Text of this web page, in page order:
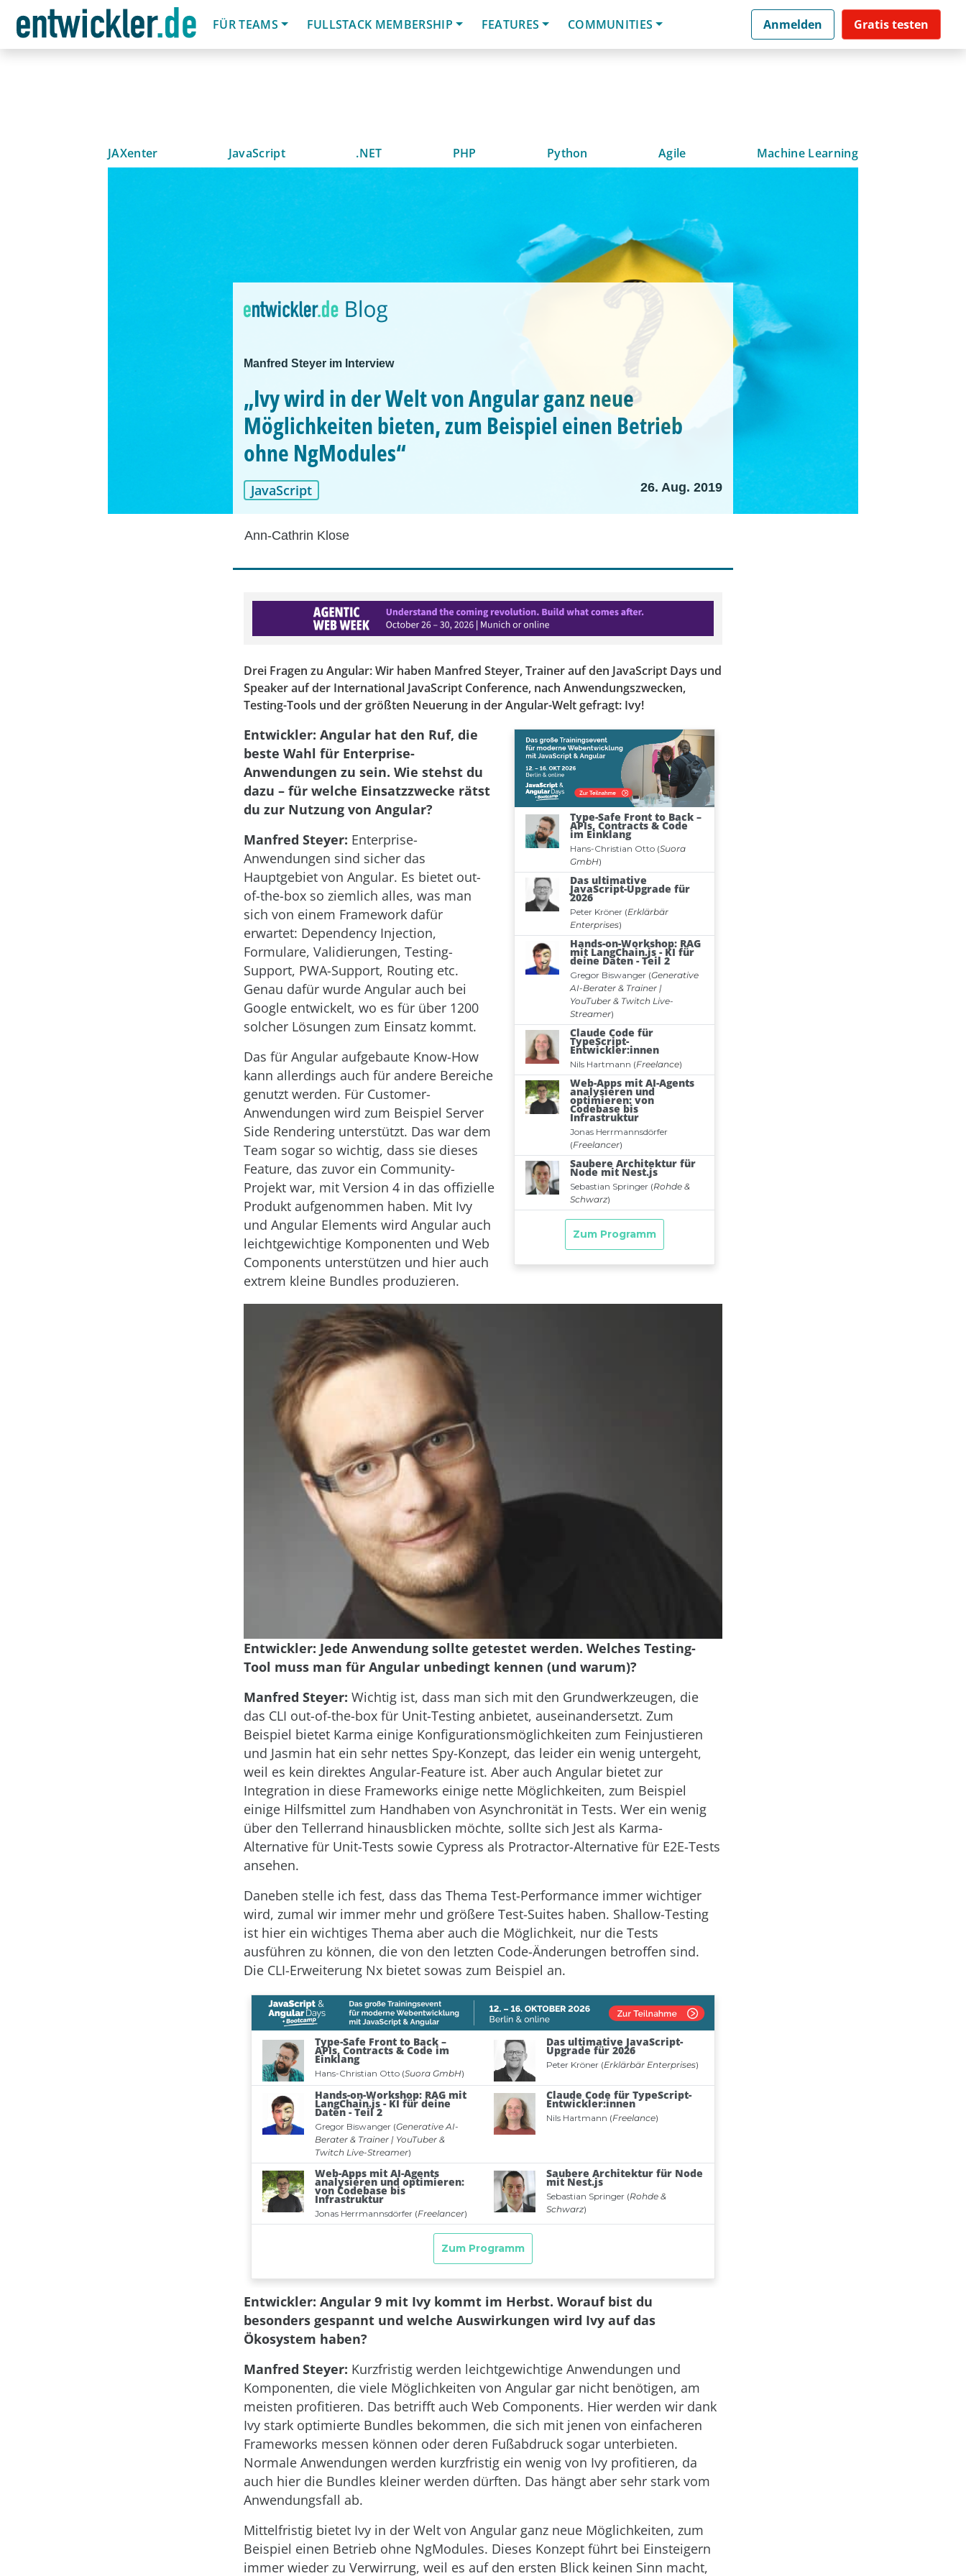
FÜR TEAMS
FULLSTACK MEMBERSHIP FEATURES COMMUNITIES Anmelden Gratis testen
JAXenter JavaScript .NET PHP Python Agile Machine Learning
Manfred Steyer im Interview
„Ivy wird in der Welt von Angular ganz neue
Möglichkeiten bieten, zum Beispiel einen Betrieb
ohne NgModules“
JavaScript 26. Aug. 2019
Ann-Cathrin Klose
Drei Fragen zu Angular: Wir haben Manfred Steyer, Trainer auf den JavaScript Days und
Speaker auf der International JavaScript Conference, nach Anwendungszwecken,
Testing-Tools und der größten Neuerung in der Angular-Welt gefragt: Ivy!
Entwickler: Angular hat den Ruf, die
beste Wahl für Enterprise-
Anwendungen zu sein. Wie stehst du
dazu – für welche Einsatzzwecke rätst
du zur Nutzung von Angular?
Manfred Steyer: Enterprise-
Anwendungen sind sicher das
Hauptgebiet von Angular. Es bietet out-
of-the-box so ziemlich alles, was man
sich von einem Framework dafür
erwartet: Dependency Injection,
Formulare, Validierungen, Testing-
Support, PWA-Support, Routing etc.
Genau dafür wurde Angular auch bei
Google entwickelt, wo es für über 1200
solcher Lösungen zum Einsatz kommt.
Das für Angular aufgebaute Know-How
kann allerdings auch für andere Bereiche
genutzt werden. Für Customer-
Anwendungen wird zum Beispiel Server
Side Rendering unterstützt. Das war dem
Team sogar so wichtig, dass sie dieses
Feature, das zuvor ein Community-
Projekt war, mit Version 4 in das offizielle
Produkt aufgenommen haben. Mit Ivy
und Angular Elements wird Angular auch
leichtgewichtige Komponenten und Web
Components unterstützen und hier auch
extrem kleine Bundles produzieren.
Entwickler: Jede Anwendung sollte getestet werden. Welches Testing-
Tool muss man für Angular unbedingt kennen (und warum)?
Manfred Steyer: Wichtig ist, dass man sich mit den Grundwerkzeugen, die
das CLI out-of-the-box für Unit-Testing anbietet, auseinandersetzt. Zum
Beispiel bietet Karma einige Konfigurationsmöglichkeiten zum Feinjustieren
und Jasmin hat ein sehr nettes Spy-Konzept, das leider ein wenig untergeht,
weil es kein direktes Angular-Feature ist. Aber auch Angular bietet zur
Integration in diese Frameworks einige nette Möglichkeiten, zum Beispiel
einige Hilfsmittel zum Handhaben von Asynchronität in Tests. Wer ein wenig
über den Tellerrand hinausblicken möchte, sollte sich Jest als Karma-
Alternative für Unit-Tests sowie Cypress als Protractor-Alternative für E2E-Tests
ansehen.
Daneben stelle ich fest, dass das Thema Test-Performance immer wichtiger
wird, zumal wir immer mehr und größere Test-Suites haben. Shallow-Testing
ist hier ein wichtiges Thema aber auch die Möglichkeit, nur die Tests
ausführen zu können, die von den letzten Code-Änderungen betroffen sind.
Die CLI-Erweiterung Nx bietet sowas zum Beispiel an.
Entwickler: Angular 9 mit Ivy kommt im Herbst. Worauf bist du
besonders gespannt und welche Auswirkungen wird Ivy auf das
Ökosystem haben?
Manfred Steyer: Kurzfristig werden leichtgewichtige Anwendungen und
Komponenten, die viele Möglichkeiten von Angular gar nicht benötigen, am
meisten profitieren. Das betrifft auch Web Components. Hier werden wir dank
Ivy stark optimierte Bundles bekommen, die sich mit jenen von einfacheren
Frameworks messen können oder deren Fußabdruck sogar unterbieten.
Normale Anwendungen werden kurzfristig ein wenig von Ivy profitieren, da
auch hier die Bundles kleiner werden dürften. Das hängt aber sehr stark vom
Anwendungsfall ab.
Mittelfristig bietet Ivy in der Welt von Angular ganz neue Möglichkeiten, zum
Beispiel einen Betrieb ohne NgModules. Dieses Konzept führt bei Einsteigern
immer wieder zu Verwirrung, weil es auf den ersten Blick keinen Sinn macht,